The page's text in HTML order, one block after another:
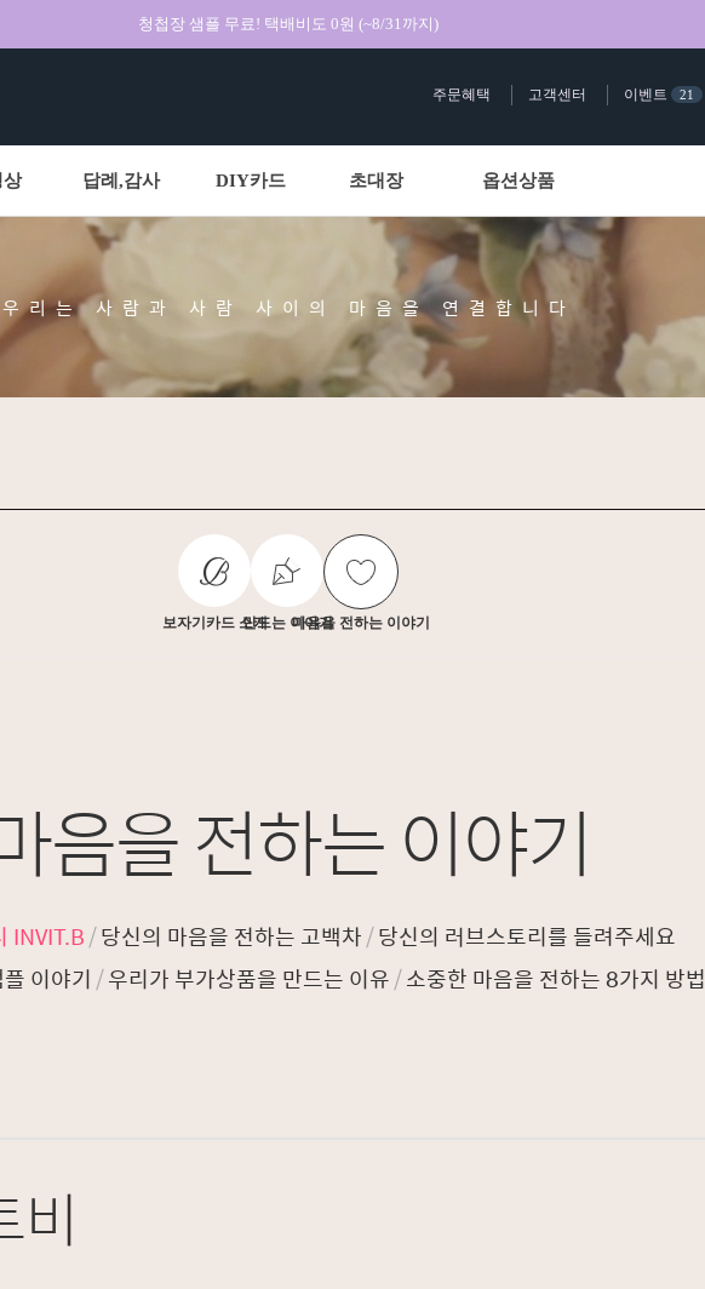
청첩장 샘플 무료! 택배비도 0원 (~8/31까지)
주문혜택 고객센터 이벤트 21
상 답례,감사 DIY카드 초대장 옵션상품
우리는 사람과 사람 사이의 마음을 연결합니다
보자기카드 소개만드는 이야기마음을 전하는 이야기
음을 전하는 이야기
INVIT.B/당신의 마음을 전하는 고백차/당신의 러브스토리를 들려주세요
이야기 /우리가 부가상품을 만드는 이유/소중한 마음을 전하는 8가지 방법
비